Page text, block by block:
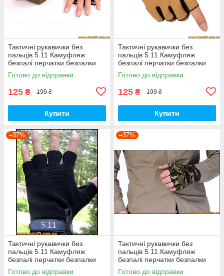
Тактичні рукавички без
пальців 5.11 Камуфляж
безпалі перчатки безпалки
тактичні Олива M,
Снайперські рукавички
Готово до відправки
125 ₴ 199 ₴
Купити
Тактичні рукавички без
пальців 5.11 Камуфляж
безпалі перчатки безпалки
тактичні Койот M
Готово до відправки
125 ₴ 199 ₴
Купити
–37%
Тактичні рукавички без
пальців 5.11 Камуфляж
безпалі перчатки безпалки
тактичні Чорні XL
Готово до відправки
–37%
Тактичні рукавички без
пальців 5.11 Камуфляж
безпалі перчатки безпалки
тактичні Камуфляжні XL
Готово до відправки